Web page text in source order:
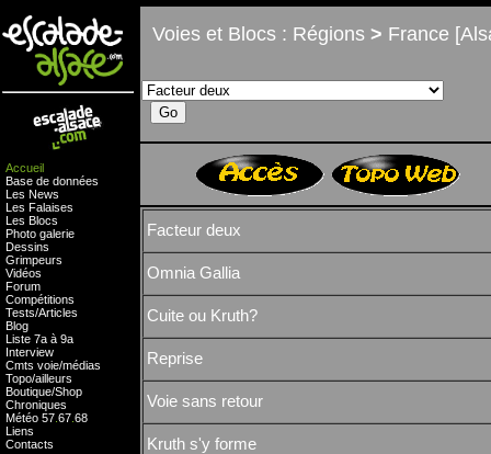
Accueil
Base de données
Les News
Les Falaises
Les Blocs
Photo galerie
Dessins
Grimpeurs
Vidéos
Forum
Compétitions
Tests/Articles
Blog
Liste 7a à 9a
Interview
Cmts voie/médias
Topo/ailleurs
Boutique/Shop
Chroniques
Météo 57 67 68
Liens
Contacts
Voies et Blocs : Régions > France
Facteur deux
Omnia Gallia
Cuite ou Kruth?
Reprise
Voie sans retour
Kruth s'y forme